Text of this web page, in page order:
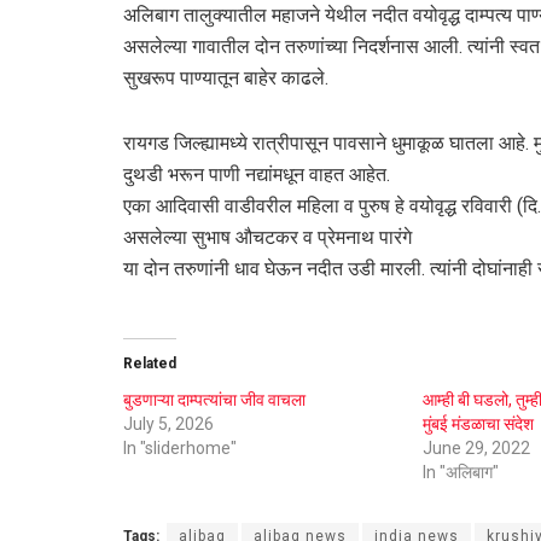
अलिबाग तालुक्यातील महाजने येथील नदीत वयोवृद्ध दाम्पत्य
असलेल्या गावातील दोन तरुणांच्या निदर्शनास आली. त्यांनी
सुखरूप पाण्यातून बाहेर काढले.
रायगड जिल्ह्यामध्ये रात्रीपासून पावसाने धुमाकूळ घातला
दुथडी भरून पाणी नद्यांमधून वाहत आहेत.
एका आदिवासी वाडीवरील महिला व पुरुष हे वयोवृद्ध
असलेल्या सुभाष औचटकर व प्रेमनाथ पारंगे
या दोन तरुणांनी धाव घेऊन नदीत उडी मारली. त्यांनी
Related
बुडणाऱ्या दाम्पत्यांचा जीव वाचला
July 5, 2026
In "sliderhome"
आम्ही बी घडलो,
मुंबई मंडळाचा संदेश
June 29, 2022
In "अलिबाग"
Tags: alibag alibag news india news